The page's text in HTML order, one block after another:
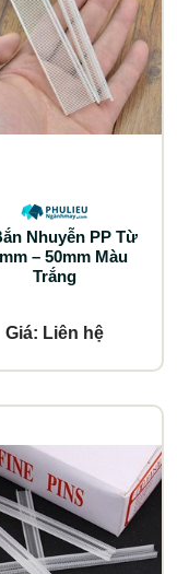
Nhuyễn PP Từ
– 50mm Màu
Trắng
Giá: Liên hệ